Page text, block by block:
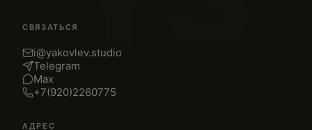
СВЯЗАТЬСЯ
i@yakovlev.studio
Telegram
Max
+7(920)2260775
АДРЕС